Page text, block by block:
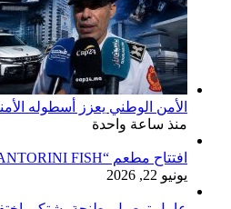
الأمن الوطني يعزز أسطوله
منذ ساعة واحدة
افتتاح مطعم “SANTORINI FISH”.. وجهة جديدة لعشاق السمك والمأكولات البحرية بطنجة
يونيو 22, 2026